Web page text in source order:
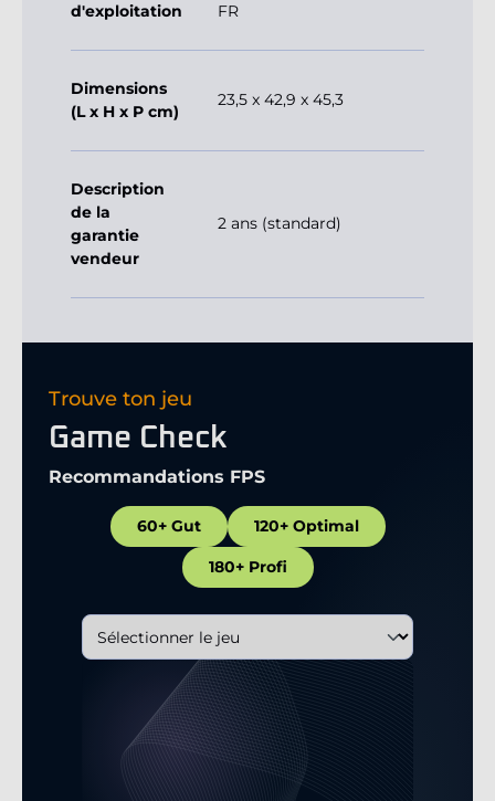
d'exploitation
FR
Dimensions
(L x H x P cm)
23,5 x 42,9 x 45,3
Description
de la
garantie
vendeur
2 ans (standard)
Trouve ton jeu
Game Check
Recommandations FPS
60+ Gut 120+ Optimal
180+ Profi